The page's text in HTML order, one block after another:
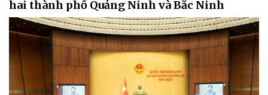
hai thành phố Quảng Ninh và Bắc Ninh